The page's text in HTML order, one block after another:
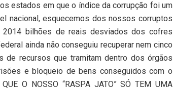
estados em que o índice da corrupção foi um
nacional, esquecemos dos nossos corruptos
bilhões de reais desviados dos cofres
ainda não conseguiu recuperar nem cinco
de recursos que tramitam dentro dos órgãos
e bloqueio de bens conseguidos com o
O NOSSO “RASPA JATO” SÓ TEM UMA